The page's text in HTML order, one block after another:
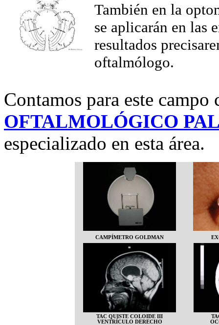
También en la
se aplicarán en las
resultados
oftalmólogo.
Contamos para este
OFTALMOLÓGICO
especializado en esta área.
CAMPÍMETRO GOLDMAN
TAC QUISTE COLOIDE III
VENTRÍCULO DERECHO